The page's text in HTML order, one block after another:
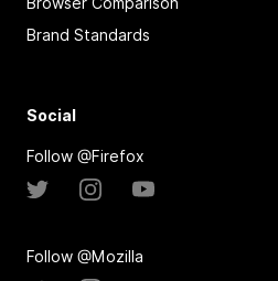
Brand Standards
Social
Follow @Firefox
Follow @Mozilla